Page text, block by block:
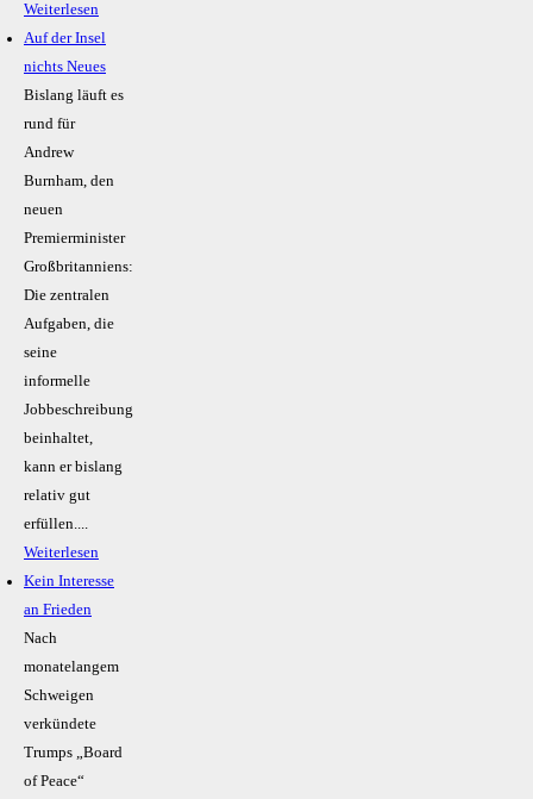
Weiterlesen
Auf der Insel
nichts Neues
Bislang läuft es
rund für
Andrew
Burnham, den
neuen
Premierminister
Großbritanniens:
Die zentralen
Aufgaben, die
seine
informelle
Jobbeschreibung
beinhaltet,
kann er bislang
relativ gut
erfüllen....
Weiterlesen
Kein Inte­resse
an Frieden
Nach
monatelangem
Schweigen
verkündete
Trumps „Board
of Peace“